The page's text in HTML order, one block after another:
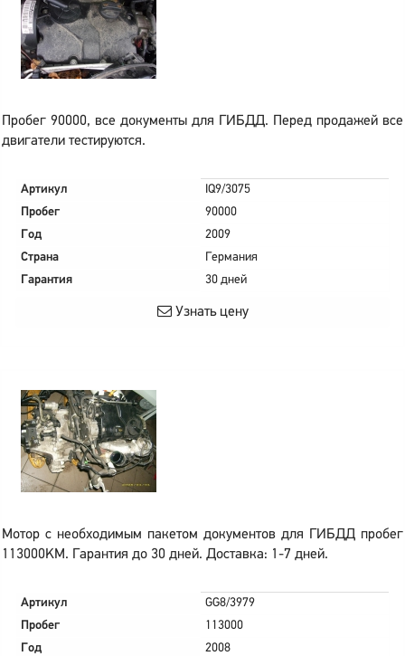
Пробег 90000, все документы для ГИБДД. Перед продажей все
двигатели тестируются.
Артикул
IQ9/3075
Пробег
90000
Год
2009
Страна
Германия
Гарантия
30 дней
Узнать цену
Мотор с необходимым пакетом документов для ГИБДД пробег
113000KM. Гарантия до 30 дней. Доставка: 1-7 дней.
Артикул
GG8/3979
Пробег
113000
Год
2008